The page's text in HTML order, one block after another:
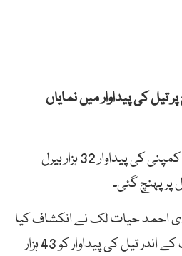
کی پیداوار میں نمایاں
آئل اینڈ گیس ڈویلپمنٹ کمپنی کی پیداوار 32 ہزار بیرل
احمد حیات لک نے انکشاف کیا
کہ او جی ڈی سی ایل ملک کے اندر تیل کی پیداوار کو 43 ہزار